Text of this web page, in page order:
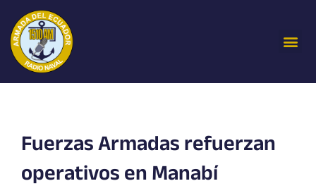
contenido
Fuerzas Armadas refuerzan
operativos en Manabí